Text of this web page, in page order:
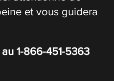
et vous guidera
1-866-451-5363